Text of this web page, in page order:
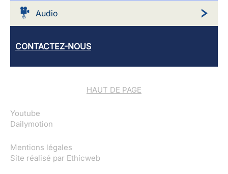
Audio
CONTACTEZ-NOUS
HAUT DE PAGE
Youtube
Dailymotion
Mentions légales
Site réalisé par Ethicweb